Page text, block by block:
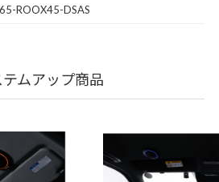
ROOX45-DSAS
テムアップ商品